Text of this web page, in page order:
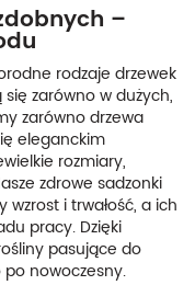
–
rodzaje drzewek
zarówno w dużych,
zarówno drzewa
eleganckim
rozmiary,
zdrowe sadzonki
i trwałość, a ich
pracy. Dzięki
pasujące do
nowoczesny.